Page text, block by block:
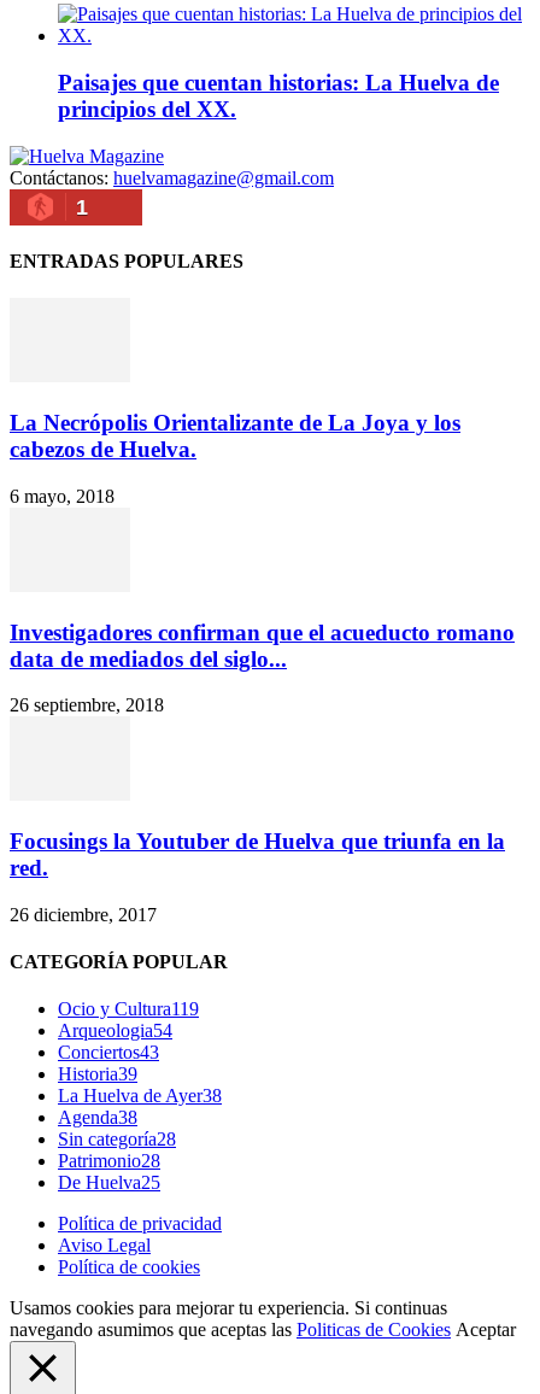
Paisajes que cuentan historias: La Huelva de
principios del XX.
Contáctanos: huelvamagazine@gmail.com
1
ENTRADAS POPULARES
La Necrópolis Orientalizante de La Joya y los
cabezos de Huelva.
6 mayo, 2018
Investigadores confirman que el acueducto romano
data de mediados del siglo...
26 septiembre, 2018
Focusings la Youtuber de Huelva que triunfa en la
red.
26 diciembre, 2017
CATEGORÍA POPULAR
Ocio y Cultura119
Arqueologia54
Conciertos43
Historia39
La Huelva de Ayer38
Agenda38
Sin categoría28
Patrimonio28
De Huelva25
Política de privacidad
Aviso Legal
Política de cookies
Usamos cookies para mejorar tu experiencia. Si continuas
navegando asumimos que aceptas las Politicas de Cookies Aceptar